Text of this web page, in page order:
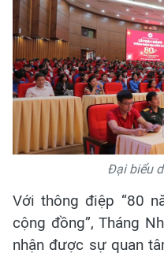
Đại biểu
Với thông điệp “80
cộng đồng”, Tháng
nhận được sự quan